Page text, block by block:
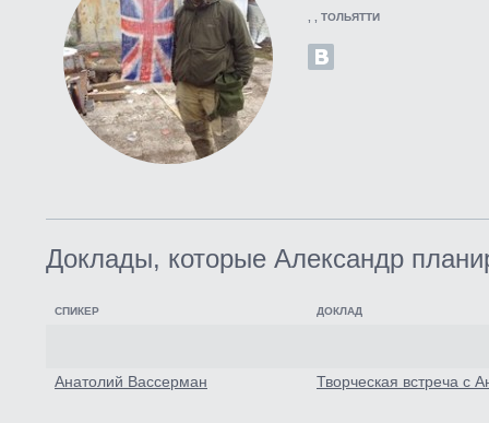
, , ТОЛЬЯТТИ
Доклады, которые Александр
СПИКЕР ДОКЛАД
Анатолий Вассерман Творческая встреча с